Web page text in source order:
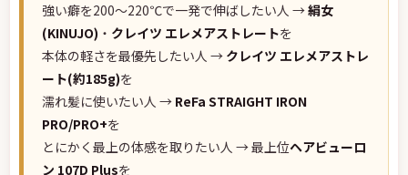
強い癖を200〜220℃で一発で伸ばしたい人 →絹女
(KINUJO) ・ クレイツ エレメアストレートを
本体の軽さを最優先したい人 → クレイツ エレメアストレ
ート(約185g)を
濡れ髪に使いたい人 → ReFa STRAIGHT IRON
PRO/PRO+を
とにかく最上の体感を取りたい人 → 最上位ヘアビューロ
ン 107D Plusを